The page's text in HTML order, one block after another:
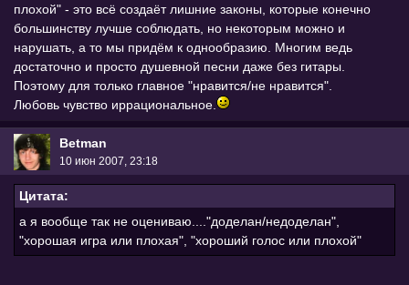
плохой" - это всё создаёт лишние законы, которые конечно
большинству лучше соблюдать, но некоторым можно и
нарушать, а то мы придём к однообразию. Многим ведь
достаточно и просто душевной песни даже без гитары.
Поэтому для только главное "нравится/не нравится".
Любовь чувство иррациональное.
Betman
10 июн 2007, 23:18
Цитата:
а я вообще так не оцениваю...."доделан/недоделан",
"хорошая игра или плохая", "хороший голос или плохой"